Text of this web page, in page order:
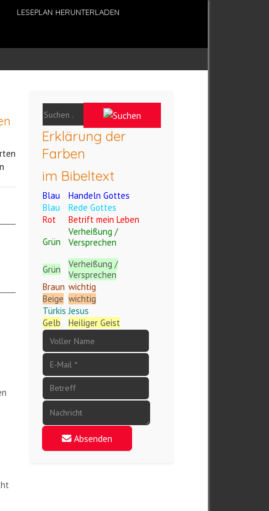
LESEPLAN HERUNTERLADEN
Erklärung der
Farben
im Bibeltext
Blau
Handeln Gottes
Blau
Rede Gottes
Rot
Betrift mein Leben
Grün
Verheißung /
Versprechen
Grün
Verheißung /
Versprechen
Braun wichtig
Beige wichtig
Türkis Jesus
Gelb
Heiliger Geist
Absenden